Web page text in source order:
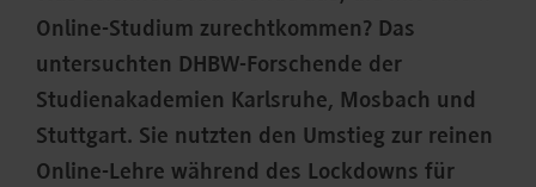
Online-Studium zurechtkommen? Das
untersuchten DHBW-Forschende der
Studienakademien Karlsruhe, Mosbach und
Stuttgart. Sie nutzten den Umstieg zur reinen
Online-Lehre während des Lockdowns für